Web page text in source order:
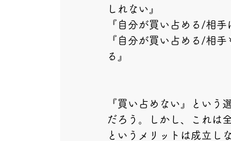
しれない』
『自分が買い占める/相
『自分が買い占める/相
る』
『買い占めない』という
だろう。しかし、これは
というメリットは成立しな